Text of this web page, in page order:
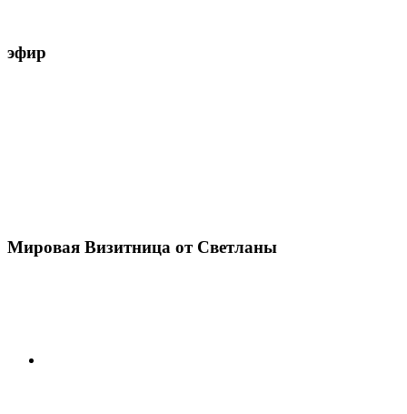
эфир
Мировая Визитница от Светланы